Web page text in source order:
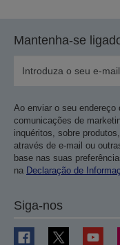
Mantenha-se
Ao enviar o seu
comunicações de
inquéritos, sobre
através de e-mail ou
base nas suas
na Declaração de
Siga-nos